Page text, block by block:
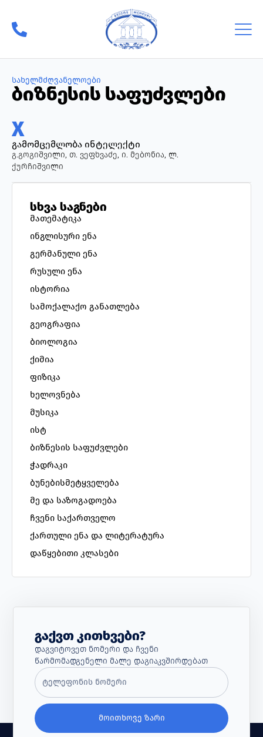
სხვა საგნები
მათემატიკა
ინგლისური ენა
გერმანული ენა
რუსული ენა
ისტორია
სამოქალაქო განათლება
გეოგრაფია
ბიოლოგია
ქიმია
ფიზიკა
ხელოვნება
მუსიკა
ისტ
ბიზნესის საფუძვლები
ჭადრაკი
ბუნებისმეტყველება
მე და საზოგადოება
ჩვენი საქართველო
ქართული ენა და ლიტერატურა
დაწყებითი კლასები
სახელმძღვანელოები
ბიზნესის საფუძვლები
X
გამომცემლობა ინტელექტი
გ.გოგიშვილი, თ. ვეფხვაძე, ი. მებონია, ლ.
ქურჩიშვილი
Გაქვთ Კითხვები?
Დაგვიტოვეთ Ნომერი Და Ჩვენი
Წარმომადგენელი Მალე Დაგიაკვშირდებათ
ᲛᲝᲘᲗᲮᲝᲕᲔ ᲖᲐᲠᲘ